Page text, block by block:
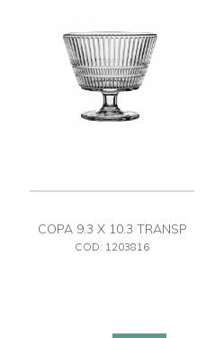
COPA 9.3 X 10.3 TRANSP
COD: 1203816